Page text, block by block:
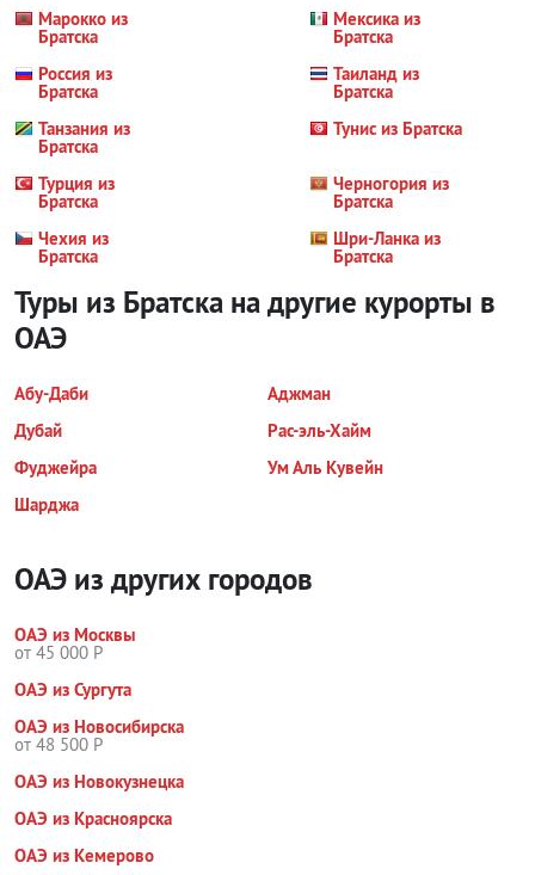
Марокко из
Братска
Мексика из
Братска
Россия из
Братска
Таиланд из
Братска
Танзания из
Братска
Тунис из Братска
Турция из
Братска
Черногория из
Братска
Чехия из
Братска
Шри-Ланка из
Братска
Туры из Братска на другие курорты в
ОАЭ
Абу-Даби
Аджман
Дубай
Рас-эль-Хайм
Фуджейра
Ум Аль Кувейн
Шарджа
ОАЭ из других городов
ОАЭ из Москвы
от 45 000 Р
ОАЭ из Сургута
ОАЭ из Новосибирска
от 48 500 Р
ОАЭ из Новокузнецка
ОАЭ из Красноярска
ОАЭ из Кемерово